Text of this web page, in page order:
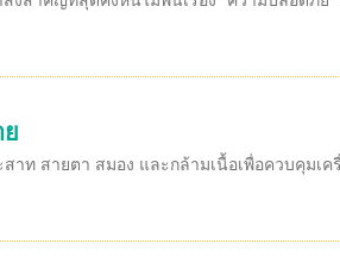
าท สายตา สมอง และกล้ามเนื้อเพื่อควบคุม